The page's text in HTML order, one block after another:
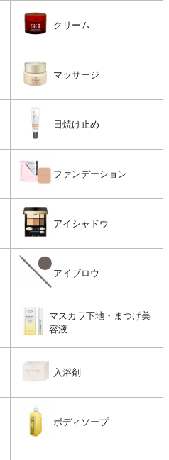
クリーム
マッサージ
日焼け止め
ファンデーション
アイシャドウ
アイブロウ
マスカラ下地・まつげ美
容液
入浴剤
ボディソープ